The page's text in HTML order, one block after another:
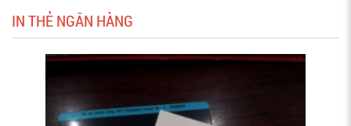
IN THẺ NGÂN HÀNG